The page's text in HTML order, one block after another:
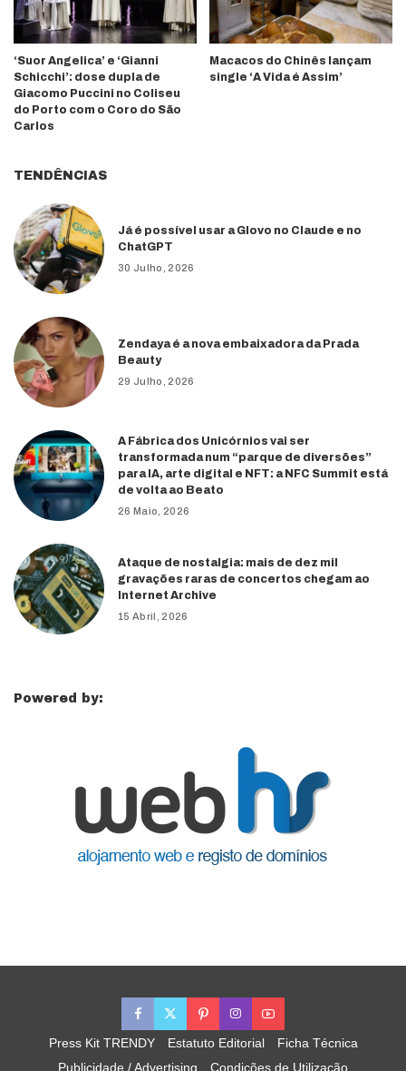
‘Suor Angelica’ e ‘Gianni
Schicchi’: dose dupla de
Giacomo Puccini no Coliseu
do Porto com o Coro do São
Carlos
Macacos do Chinês lançam
single ‘A Vida é Assim’
TENDÊNCIAS
Já é possível usar a Glovo no Claude e no
ChatGPT
30 Julho, 2026
Zendaya é a nova embaixadora da Prada
Beauty
29 Julho, 2026
A Fábrica dos Unicórnios vai ser
transformada num “parque de diversões”
para IA, arte digital e NFT: a NFC Summit está
de volta ao Beato
26 Maio, 2026
Ataque de nostalgia: mais de dez mil
gravações raras de concertos chegam ao
Internet Archive
15 Abril, 2026
Powered by:
Press Kit TRENDY Estatuto Editorial
Ficha Técnica
Publicidade / Advertising
Condições de Utilização